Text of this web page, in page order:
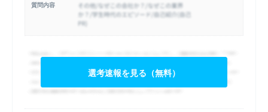
質問内容
選考速報を見る（無料）